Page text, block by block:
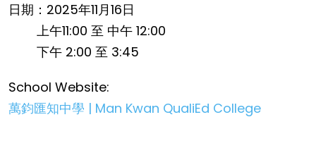
日期：2025年11月16日
上午11:00 至 中午 12:00
下午 2:00 至 3:45
School Website:
萬鈞匯知中學 | Man Kwan QualiEd College